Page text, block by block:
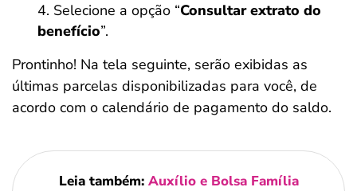
Selecione a opção “Consultar extrato do
benefício”.
Prontinho! Na tela seguinte, serão exibidas as
últimas parcelas disponibilizadas para você, de
acordo com o calendário de pagamento do saldo.
Leia também: Auxílio e Bolsa Família